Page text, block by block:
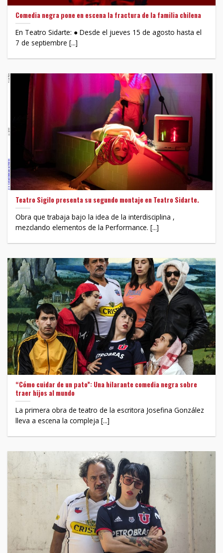
Comedia negra pone en escena la fractura de la familia chilena
En Teatro Sidarte: ● Desde el jueves 15 de agosto hasta el
7 de septiembre [...]
Teatro Sigilo presenta su segundo montaje en Teatro Sidarte.
Obra que trabaja bajo la idea de la interdisciplina ,
mezclando elementos de la Performance. [...]
“Cómo cuidar de un pato”: Una hilarante comedia negra sobre
traer hijos al mundo
La primera obra de teatro de la escritora Josefina González
lleva a escena la compleja [...]